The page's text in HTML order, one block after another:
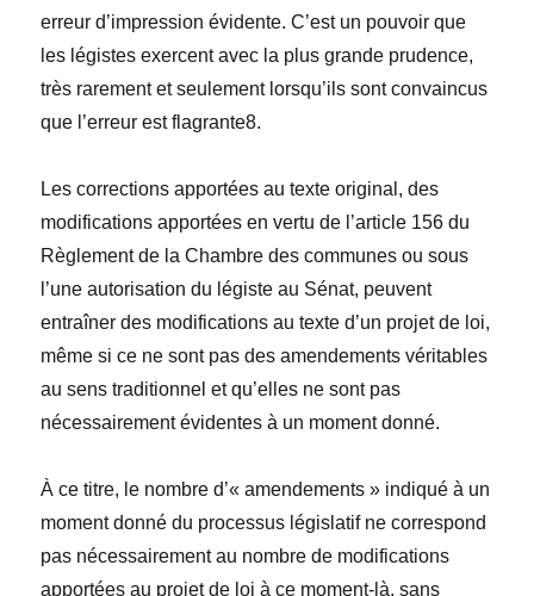
erreur d’impression évidente. C’est un pouvoir que
les légistes exercent avec la plus grande prudence,
très rarement et seulement lorsqu’ils sont convaincus
que l’erreur est flagrante8.
Les corrections apportées au texte original, des
modifications apportées en vertu de l’article 156 du
Règlement de la Chambre des communes ou sous
l’une autorisation du légiste au Sénat, peuvent
entraîner des modifications au texte d’un projet de loi,
même si ce ne sont pas des amendements véritables
au sens traditionnel et qu’elles ne sont pas
nécessairement évidentes à un moment donné.
À ce titre, le nombre d’« amendements » indiqué à un
moment donné du processus législatif ne correspond
pas nécessairement au nombre de modifications
apportées au projet de loi à ce moment-là, sans